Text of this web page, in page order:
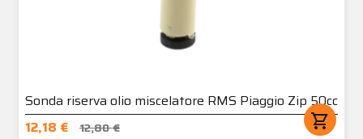
Sonda riserva olio miscelatore RMS Piaggio Zip 50cc
12,18 €
12,80 € shopping_cart